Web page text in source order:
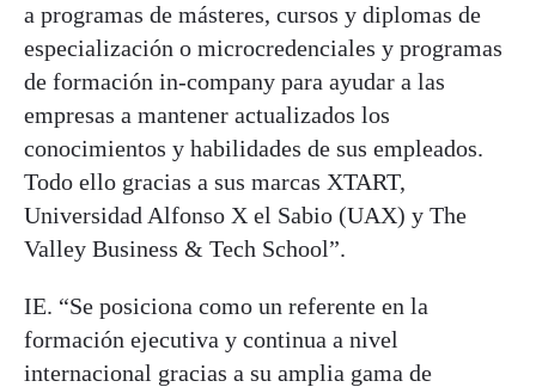
a programas de másteres, cursos y diplomas de
especialización o microcredenciales y programas
de formación in-company para ayudar a las
empresas a mantener actualizados los
conocimientos y habilidades de sus empleados.
Todo ello gracias a sus marcas XTART,
Universidad Alfonso X el Sabio (UAX) y The
Valley Business & Tech School”.
IE. “Se posiciona como un referente en la
formación ejecutiva y continua a nivel
internacional gracias a su amplia gama de